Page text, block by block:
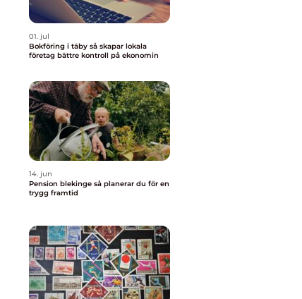
01. jul
Bokföring i täby så skapar lokala
företag bättre kontroll på ekonomin
14. jun
Pension blekinge så planerar du för en
trygg framtid